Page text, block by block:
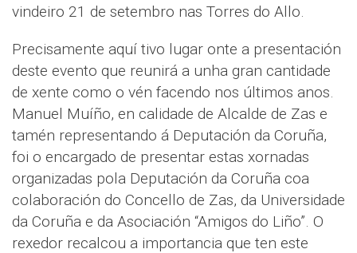
vindeiro 21 de setembro nas Torres do Allo.
Precisamente aquí tivo lugar onte a presentación
deste evento que reunirá a unha gran cantidade
de xente como o vén facendo nos últimos anos.
Manuel Muíño, en calidade de Alcalde de Zas e
tamén representando á Deputación da Coruña,
foi o encargado de presentar estas xornadas
organizadas pola Deputación da Coruña coa
colaboración do Concello de Zas, da Universidade
da Coruña e da Asociación “Amigos do Liño”. O
rexedor recalcou a importancia que ten este